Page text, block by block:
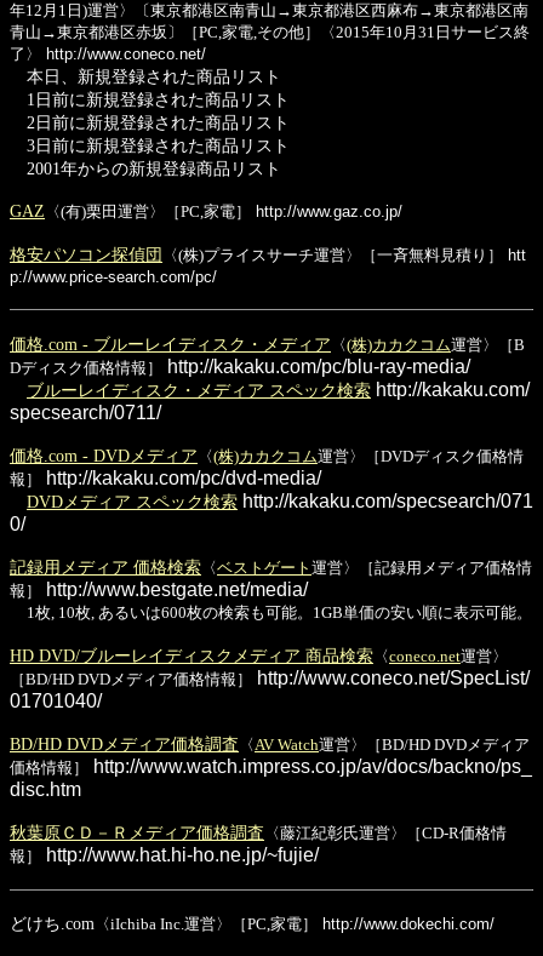
年12月1日)運営〉〔東京都港区南青山→東京都港区西麻布→東京都港区南
青山→東京都港区赤坂〕［PC,家電,その他］〈2015年10月31日サービス終
了〉
http://www.coneco.net/
本日、新規登録された商品リスト
1日前に新規登録された商品リスト
2日前に新規登録された商品リスト
3日前に新規登録された商品リスト
2001年からの新規登録商品リスト
GAZ 〈(有)栗田運営〉［PC,家電］ http://www.gaz.co.jp/
格安パソコン探偵団 〈(株)プライスサーチ運営〉［一斉無料見積り］
htt
p://www.price-search.com/pc/
価格.com - ブルーレイディスク・メディア 〈(株)カカクコム運営〉［B
Dディスク価格情報］
http://kakaku.com/pc/blu-ray-media/
ブルーレイディスク・メディア スペック検索 http://kakaku.com/
specsearch/0711/
価格.com - DVDメディア 〈(株)カカクコム運営〉［DVDディスク価格情
報］
http://kakaku.com/pc/dvd-media/
DVDメディア スペック検索 http://kakaku.com/specsearch/071
0/
記録用メディア 価格検索 〈ベストゲート 運営〉［記録用メディア価格情
報］
http://www.bestgate.net/media/
1枚, 10枚, あるいは600枚の検索も可能。1GB単価の安い順に表示可能。
HD DVD/ブルーレイディスクメディア 商品検索 〈coneco.net運営〉
［BD/HD DVDメディア価格情報］
http://www.coneco.net/SpecList/
01701040/
BD/HD DVDメディア価格調査 〈 AV Watch運営〉［BD/HD DVDメディア
価格情報］
http://www.watch.impress.co.jp/av/docs/backno/ps_
disc.htm
秋葉原ＣＤ－Ｒメディア価格調査 〈藤江紀彰氏運営〉［CD-R価格情
報］
http://www.hat.hi-ho.ne.jp/~fujie/
どけち.com 〈iIchiba Inc.運営〉［PC,家電］ http://www.dokechi.com/